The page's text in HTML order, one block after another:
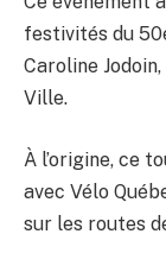
festivités du
Caroline
Ville.
À l’origine, ce
avec Vélo
sur les routes